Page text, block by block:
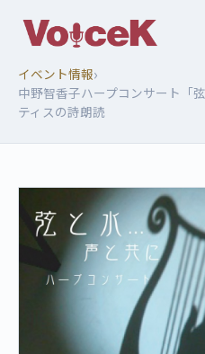
イベント情報›
中野智香子ハープコンサート「
ティスの詩朗読